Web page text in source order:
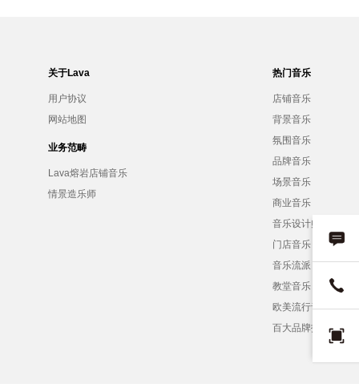
关于Lava
用户协议
网站地图
业务范畴
Lava熔岩店铺音乐
情景造乐师
热门音乐
店铺音乐
背景音乐
氛围音乐
品牌音乐
场景音乐
商业音乐
音乐设计师
门店音乐
音乐流派
教堂音乐
欧美流行音乐
百大品牌招募